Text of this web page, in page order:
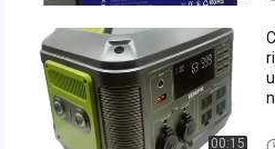
00:15